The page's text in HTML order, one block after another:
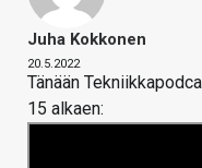
Juha Kokkonen
20.5.2022
Tänään
15 alkaen: